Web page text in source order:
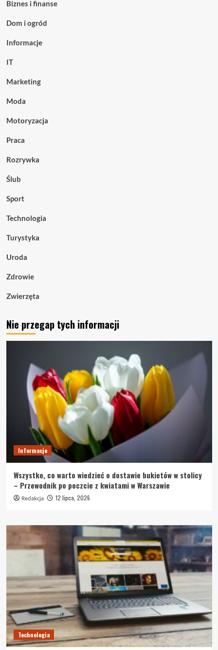
Biznes i finanse
Dom i ogród
Informacje
IT
Marketing
Moda
Motoryzacja
Praca
Rozrywka
Ślub
Sport
Technologia
Turystyka
Uroda
Zdrowie
Zwierzęta
Nie przegap tych informacji
Informacje
Wszystko, co warto wiedzieć o dostawie bukietów w stolicy
– Przewodnik po poczcie z kwiatami w Warszawie
Redakcja 12 lipca, 2026
Technologia